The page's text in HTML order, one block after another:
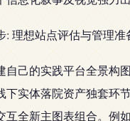
: 理想站点评估与管理
自己的实践平台全景构
下实体落院资产独套环
互全新主图表组合。例